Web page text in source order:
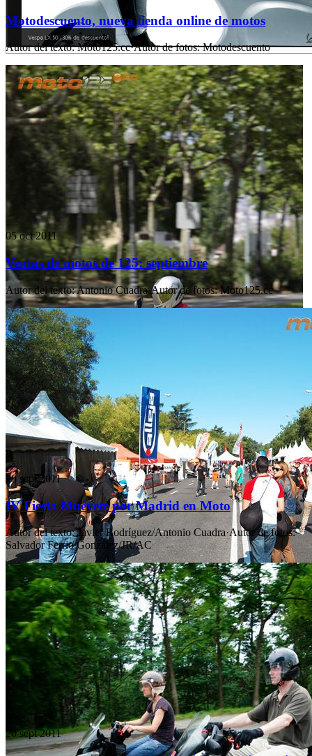
Motodescuento, nueva tienda online de motos
Autor del texto: Moto125.cc·Autor de fotos: Motodescuento
05 oct 2011
Ventas de motos de 125: septiembre
Autor del texto:Antonio Cuadra·Autor de fotos: Moto125.cc
20 sept 2011
IV Fiesta Muévete por Madrid en Moto
Autor del texto: Javier Rodríguez/Antonio Cuadra·Autor de fotos:
Salvador Ferrio González/JR/AC
20 sept 2011